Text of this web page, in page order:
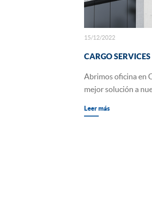
15/12/2022
CARGO
Abrimos oficina en
mejor solución a
Leer más